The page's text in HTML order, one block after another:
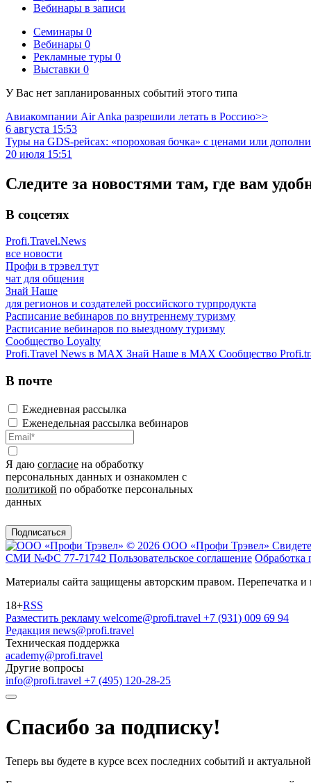
Вебинары в записи
Семинары 0
Вебинары 0
Рекламные туры 0
Выставки 0
У Вас нет запланированных событий этого типа
Авиакомпании Air Anka разрешили летать в Россию>>
6 августа 15:53
Туры на GDS-рейсах: «пороховая бочка» с ценами или
20 июля 15:51
Следите за новостями там, где вам
В соцсетях
Profi.Travel.News
все новости
Профи в трэвел тут
чат для общения
Знай Наше
для регионов и создателей российского турпродукта
Расписание вебинаров по внутреннему туризму
Расписание вебинаров по выездному туризму
Сообщество Loyalty
Profi.Travel News в MAX Знай Наше в MAX Сообщество
В почте
Ежедневная рассылка
Еженедельная рассылка вебинаров
Я даю согласие на обработку
персональных данных и ознакомлен с
политикой по обработке персональных
данных
Подписаться
© 2026 ООО «Профи Трэвeл»
СМИ №ФС 77-71742 Пользовательское соглашение Обработка
Материалы сайта защищены авторским правом. Перепечатка
18+RSS
Разместить рекламу welcome@profi.travel +7 (931) 009 69 94
Редакция news@profi.travel
Техническая поддержка
academy@profi.travel
Другие вопросы
info@profi.travel +7 (495) 120-28-25
Спасибо за подписку!
Теперь вы будете в курсе всех последних событий и